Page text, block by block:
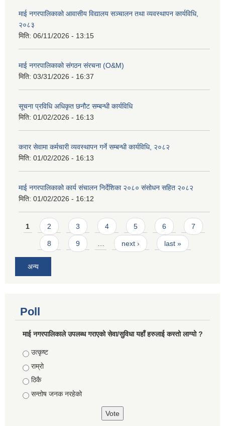
माई नगरपालिकाको आवासीय विद्यालय सञ्चालन तथा व्यवस्थापन कार्यविधि,
२०८३
मिति: 06/11/2026 - 13:15
माई नगरपालिकाको संगठन संरचना (O&M)
मिति: 03/31/2026 - 16:37
सूचना प्रविधि अधिकृत छनौट सम्बन्धी कार्यविधि
मिति: 01/02/2026 - 16:13
करार सेवामा कर्मचारी व्यवस्थापन गर्ने सम्बन्धी कार्यविधि, २०८२
मिति: 01/02/2026 - 16:13
माई नगरपालिकाको कार्य संचालन निर्देशिका २०८० संसोधन सहित २०८२
मिति: 01/02/2026 - 16:12
Pages
1 2 3 4 5 6 7
8 9 next › last »
अन्य
Poll
माई नगरपालिकाले उपलब्ध गराएको सेवा/सुविधा यहाँ हरुलाई कस्तो लाग्यो ?
Choices
उत्कृष्ट
राम्रो
ठिकै
सन्तोष जनक नरहेको